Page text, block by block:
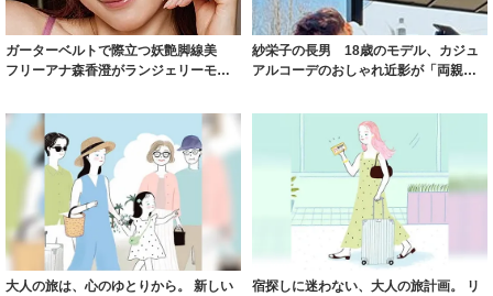
ガーターベルトで際立つ妖艶脚線美
フリーアナ森香澄がランジェリーモデ
紗栄子の長男 18歳のモデル、カジュ
アルコーデのおしゃれ近影が「両親の
大人の旅は、心のゆとりから。 新しい
宿探しに迷わない、大人の旅計画。 リ